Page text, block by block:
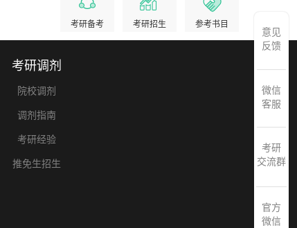
考研备考 考研招生 参考书目
考研调剂
院校调剂
调剂指南
考研经验
推免生招生
意见
反馈
微信
客服
考研
交流群
官方
微信